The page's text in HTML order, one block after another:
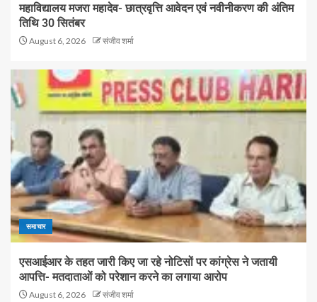
महाविद्यालय मजरा महादेव- छात्रवृत्ति आवेदन एवं नवीनीकरण की अंतिम
तिथि 30 सितंबर
August 6, 2026 संजीव शर्मा
समाचार
एसआईआर के तहत जारी किए जा रहे नोटिसों पर कांग्रेस ने जतायी
आपत्ति- मतदाताओं को परेशान करने का लगाया आरोप
August 6, 2026 संजीव शर्मा